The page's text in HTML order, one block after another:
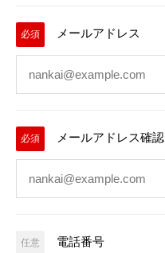
必須 メールアドレス
必須 メールアドレス確認
任意 電話番号